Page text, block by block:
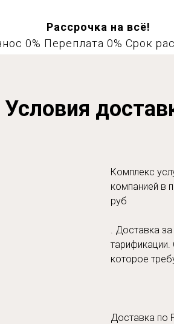
Рассрочка на всё!
0% Переплата 0% Срок
Условия
Комплекс
компанией в
руб
. Доставка
которое
Доставка по